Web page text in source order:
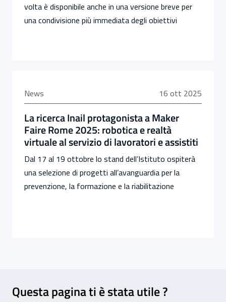
volta è disponibile anche in una versione breve per
una condivisione più immediata degli obiettivi
News 16 ottobre 2025
16 ott 2025
La ricerca Inail protagonista a Maker
Faire Rome 2025: robotica e realtà
virtuale al servizio di lavoratori e assistiti
Dal 17 al 19 ottobre lo stand dell’Istituto ospiterà
una selezione di progetti all’avanguardia per la
prevenzione, la formazione e la riabilitazione
Questa pagina ti è stata utile ?